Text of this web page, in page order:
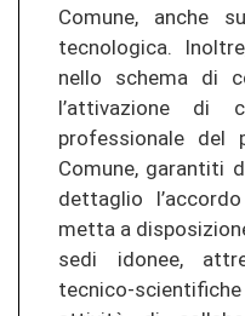
Comune, anche
tecnologica.
nello schema di
l’attivazione di
professionale del
Comune, garantiti
dettaglio
metta a
sedi idonee,
tecnico-